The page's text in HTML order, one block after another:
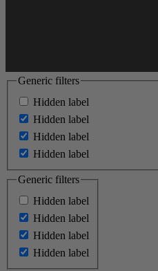
Generic filters
Hidden label
Hidden label
Hidden label
Hidden label
Generic filters
Hidden label
Hidden label
Hidden label
Hidden label